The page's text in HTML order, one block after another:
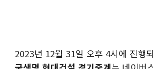
2023년 12월 31일 오후 4시에 진행